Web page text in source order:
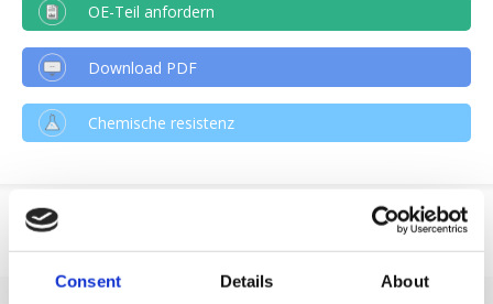
Consent Details About
OE-Teil anfordern
Download PDF
Chemische resistenz
Produktinformation
8718116109136